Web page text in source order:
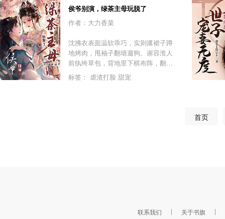
景、没资源的农村娃到县长，没有金
手指，都是步步为营的真实成长。翻
开本书，看侯海洋如何在基层扎根，
凭实力破局，看清规则，方能行远！
往地上一躺：“麻了，这辈子我来岁月
静好，你来负重前行。” 商少
言：“……？” - 乔修玉一直觉得，南陈
后一统天下。 乔修玉都想好了以后该
给自己的江山起什么名字、该怎么封
赏属下，却惊闻南陈换了个皇帝，还
点名让他“嫁”过去。 乔修玉愤怒地
侯爷别演，绿茶主母玩脱了
作者：大力香菜
沈拂衣表面温软乖巧，实则撂裙子蹲
地烤肉，甩袖子翻墙遛狗。谢容淮人
前纨绔草包，背地里下棋布阵，翻云
覆雨一把手。一个只想躺平混吃等
死，一个满腹算计将人当棋子。沈拂
知他才是最大的那个“老狐狸”。直到某
标签： 虐渣打脸 甜宠
首页
联系我们 关于书旗